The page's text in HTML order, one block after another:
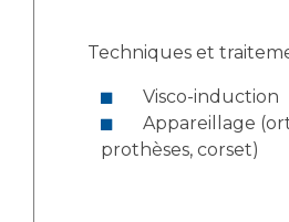
Techniques et
Visco-induction
prothèses, corset)